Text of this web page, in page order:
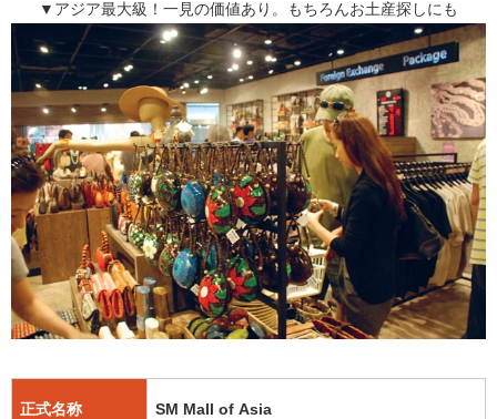
▼アジア最大級！一見の価値あり。もちろんお土産探しにも
正式名称 SM Mall of Asia